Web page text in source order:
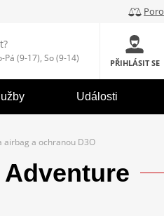
Pá (9-17), So (9-14) PŘIHLÁSIT SE
Události
airbag a ochranou D3O